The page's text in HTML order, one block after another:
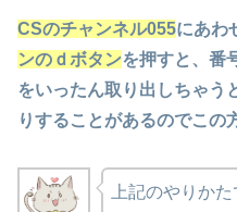
CSのチャンネル055にあわ
ンのｄボタンを押すと、番
をいったん取り出しちゃう
りすることがあるのでこの
上記のやりか